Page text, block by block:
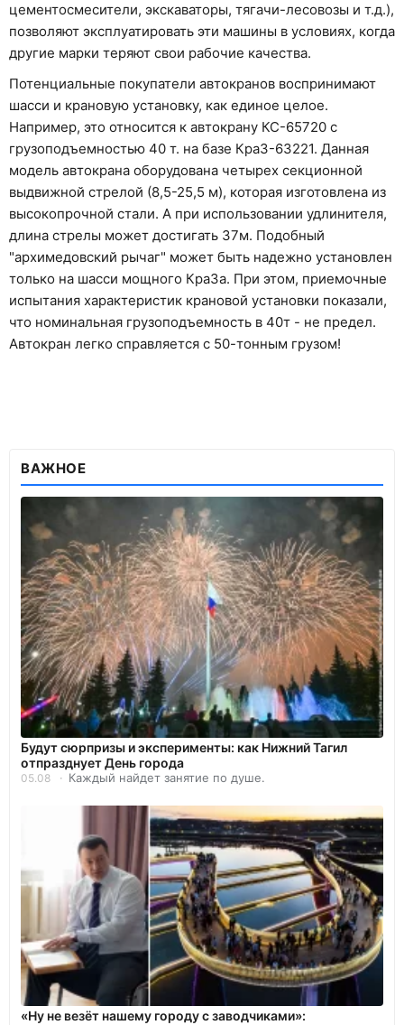
цементосмесители, экскаваторы, тягачи-лесовозы и т.д.),
позволяют эксплуатировать эти машины в условиях, когда
другие марки теряют свои рабочие качества.
Потенциальные покупатели автокранов воспринимают
шасси и крановую установку, как единое целое.
Например, это относится к автокрану КС-65720 с
грузоподъемностью 40 т. на базе КраЗ-63221. Данная
модель автокрана оборудована четырех секционной
выдвижной стрелой (8,5-25,5 м), которая изготовлена из
высокопрочной стали. А при использовании удлинителя,
длина стрелы может достигать 37м. Подобный
"архимедовский рычаг" может быть надежно установлен
только на шасси мощного КраЗа. При этом, приемочные
испытания характеристик крановой установки показали,
что номинальная грузоподъемность в 40т - не предел.
Автокран легко справляется с 50-тонным грузом!
ВАЖНОЕ
Будут сюрпризы и эксперименты: как Нижний Тагил
отпразднует День города
05.08 Каждый найдет занятие по душе.
«Ну не везёт нашему городу с заводчиками»: